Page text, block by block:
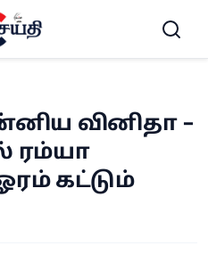
வினிதா –
ரம்யா
கட்டும்